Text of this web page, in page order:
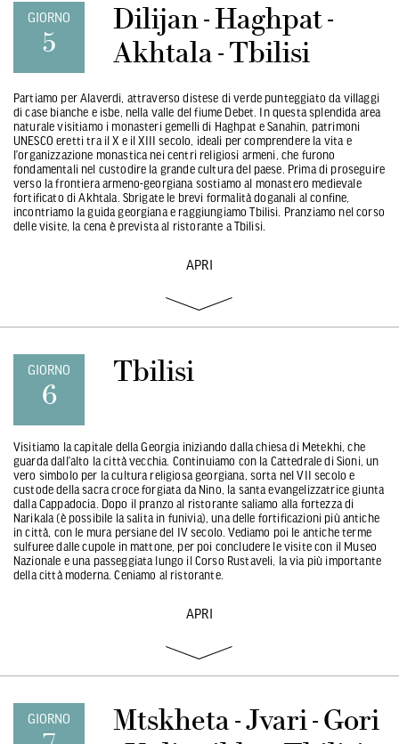
GIORNO
5
Dilijan - Haghpat -
Akhtala - Tbilisi
Partiamo per Alaverdi, attraverso distese di verde punteggiato da villaggi
di case bianche e isbe, nella valle del fiume Debet. In questa splendida area
naturale visitiamo i monasteri gemelli di Haghpat e Sanahin, patrimoni
UNESCO eretti tra il X e il XIII secolo, ideali per comprendere la vita e
l’organizzazione monastica nei centri religiosi armeni, che furono
fondamentali nel custodire la grande cultura del paese. Prima di proseguire
verso la frontiera armeno-georgiana sostiamo al monastero medievale
fortificato di Akhtala. Sbrigate le brevi formalità doganali al confine,
incontriamo la guida georgiana e raggiungiamo Tbilisi. Pranziamo nel corso
delle visite, la cena è prevista al ristorante a Tbilisi.
APRI
GIORNO
6
Tbilisi
Visitiamo la capitale della Georgia iniziando dalla chiesa di Metekhi, che
guarda dall’alto la città vecchia. Continuiamo con la Cattedrale di Sioni, un
vero simbolo per la cultura religiosa georgiana, sorta nel VII secolo e
custode della sacra croce forgiata da Nino, la santa evangelizzatrice giunta
dalla Cappadocia. Dopo il pranzo al ristorante saliamo alla fortezza di
Narikala (è possibile la salita in funivia), una delle fortificazioni più antiche
in città, con le mura persiane del IV secolo. Vediamo poi le antiche terme
sulfuree dalle cupole in mattone, per poi concludere le visite con il Museo
Nazionale e una passeggiata lungo il Corso Rustaveli, la via più importante
della città moderna. Ceniamo al ristorante.
APRI
GIORNO
Mtskheta - Jvari - Gori